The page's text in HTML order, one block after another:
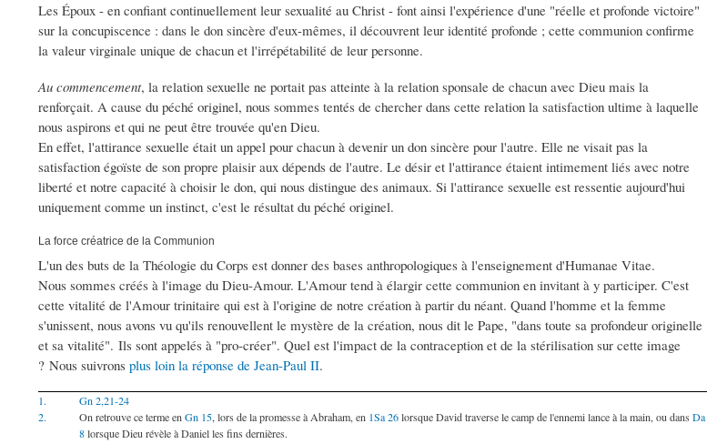
Les Époux - en confiant continuellement leur sexualité au Christ - font ainsi l'expérience d'une "réelle et profonde victoire"
sur la concupiscence : dans le don sincère d'eux-mêmes, il découvrent leur identité profonde ; cette communion confirme
la valeur virginale unique de chacun et l'irrépétabilité de leur personne.
Au commencement, la relation sexuelle ne portait pas atteinte à la relation sponsale de chacun avec Dieu mais la
renforçait. A cause du péché originel, nous sommes tentés de chercher dans cette relation la satisfaction ultime à laquelle
nous aspirons et qui ne peut être trouvée qu'en Dieu.
En effet, l'attirance sexuelle était un appel pour chacun à devenir un don sincère pour l'autre. Elle ne visait pas la
satisfaction égoïste de son propre plaisir aux dépends de l'autre. Le désir et l'attirance étaient intimement liés avec notre
liberté et notre capacité à choisir le don, qui nous distingue des animaux. Si l'attirance sexuelle est ressentie aujourd'hui
uniquement comme un instinct, c'est le résultat du péché originel.
La force créatrice de la Communion
L'un des buts de la Théologie du Corps est donner des bases anthropologiques à l'enseignement d'Humanae Vitae.
Nous sommes créés à l'image du Dieu-Amour. L'Amour tend à élargir cette communion en invitant à y participer. C'est
cette vitalité de l'Amour trinitaire qui est à l'origine de notre création à partir du néant. Quand l'homme et la femme
s'unissent, nous avons vu qu'ils renouvellent le mystère de la création, nous dit le Pape, "dans toute sa profondeur originelle
et sa vitalité". Ils sont appelés à "pro-créer". Quel est l'impact de la contraception et de la stérilisation sur cette image
? Nous suivrons plus loin la réponse de Jean-Paul II.
1.
Gn 2,21-24
2.
On retrouve ce terme enGn 15, lors de la promesse à Abraham, en 1Sa 26lorsque David traverse le camp de l'ennemi lance à la main, ou dansDa
8lorsque Dieu révèle à Daniel les fins dernières.